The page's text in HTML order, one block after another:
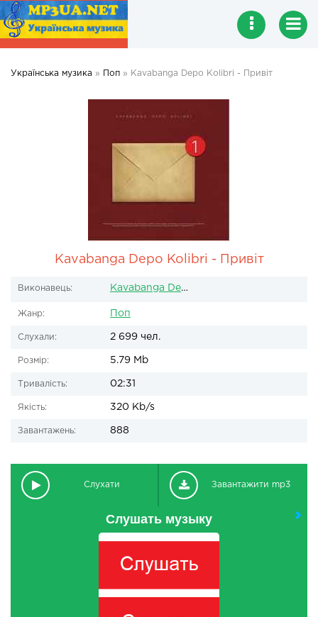
Українська музика » Поп » Kavabanga Depo Kolibri - Привіт
Kavabanga Depo Kolibri - Привіт
Виконавець: Kavabanga Depo Kolibri
Жанр: Поп
Слухали: 2 699 чел.
Розмір: 5.79 Mb
Тривалість: 02:31
Якість: 320 Kb/s
Завантажень: 888
Слухати Завантажити mp3
Слушать музыку